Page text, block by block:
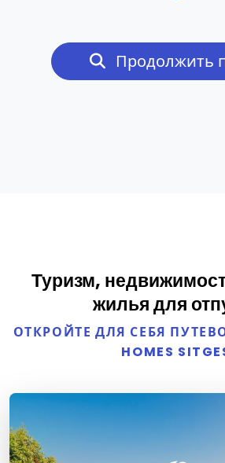
Продолжить
Туризм,
жилья для
ОТКРОЙТЕ ДЛЯ СЕБЯ
HOMES